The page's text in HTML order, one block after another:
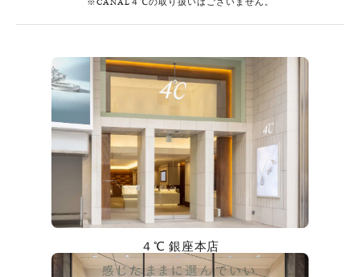
EAU DOUCE４℃
カテゴリー すべてのジュエリー
４℃ 銀座本店